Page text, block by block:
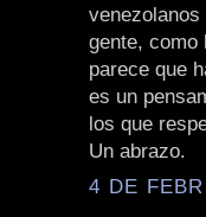
gente, como
parece que
es un
los que
Un abrazo.
4 DE